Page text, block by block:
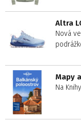
Altra
Nová
Mapy
Na